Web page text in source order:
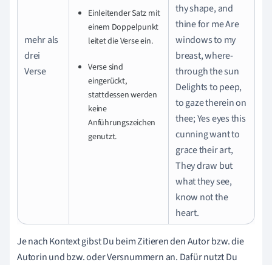
mehr als
drei
Verse
Einleitender Satz mit
einem Doppelpunkt
leitet die Verse ein.
Verse sind
eingerückt,
stattdessen werden
keine
Anführungszeichen
genutzt.
thy shape, and
thine for me Are
windows to my
breast, where-
through the sun
Delights to peep,
to gaze therein on
thee; Yes eyes this
cunning want to
grace their art,
They draw but
what they see,
know not the
heart.
Je nach Kontext gibst Du beim Zitieren den Autor bzw. die
Autorin und bzw. oder Versnummern an. Dafür nutzt Du